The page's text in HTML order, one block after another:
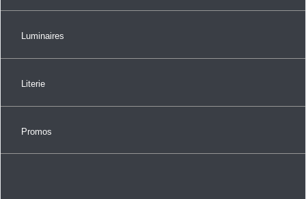
Luminaires
Literie
Promos